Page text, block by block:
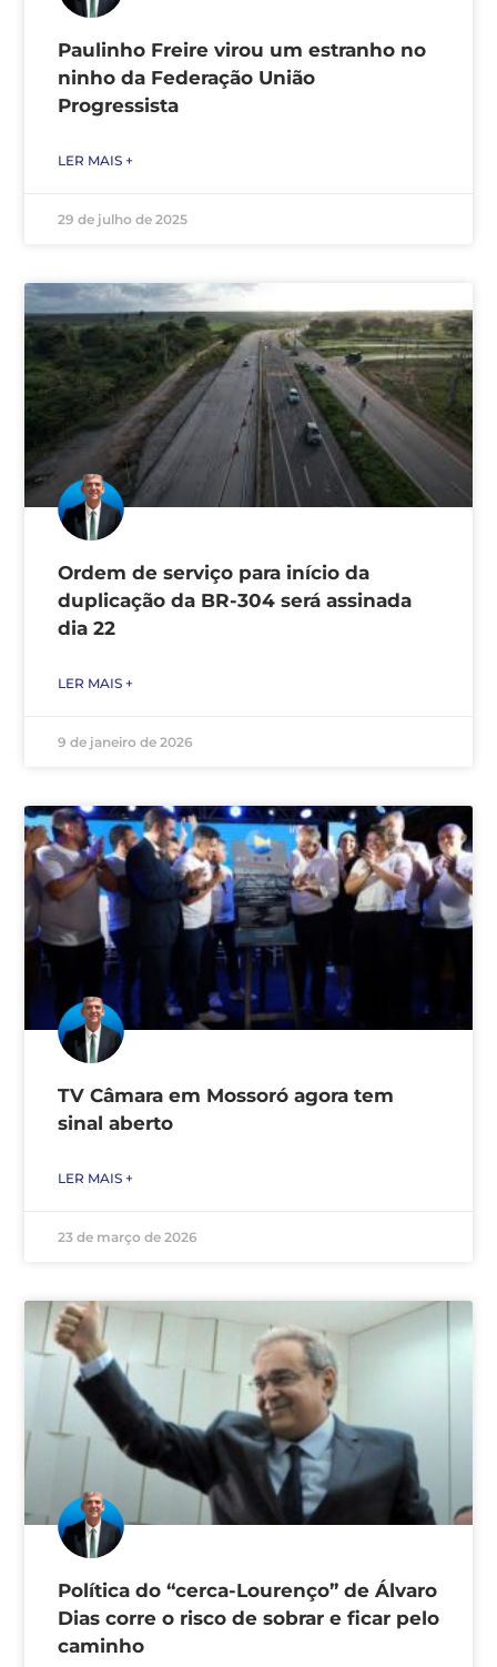
Paulinho Freire virou um estranho no
ninho da Federação União
Progressista
LER MAIS +
29 de julho de 2025
Ordem de serviço para início da
duplicação da BR-304 será assinada
dia 22
LER MAIS +
9 de janeiro de 2026
TV Câmara em Mossoró agora tem
sinal aberto
LER MAIS +
23 de março de 2026
Política do “cerca-Lourenço” de Álvaro
Dias corre o risco de sobrar e ficar pelo
caminho